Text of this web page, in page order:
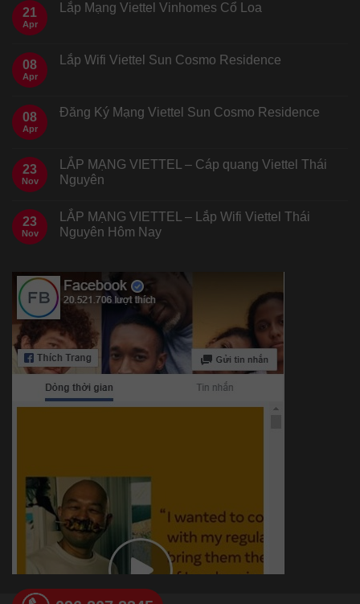
21
Apr
Lắp Mạng Viettel Vinhomes Cổ Loa
08
Apr
Lắp Wifi Viettel Sun Cosmo Residence
08
Apr
Đăng Ký Mạng Viettel Sun Cosmo Residence
23
Nov
LẮP MẠNG VIETTEL – Cáp quang Viettel Thái
Nguyên
23
Nov
LẮP MẠNG VIETTEL – Lắp Wifi Viettel Thái
Nguyên Hôm Nay